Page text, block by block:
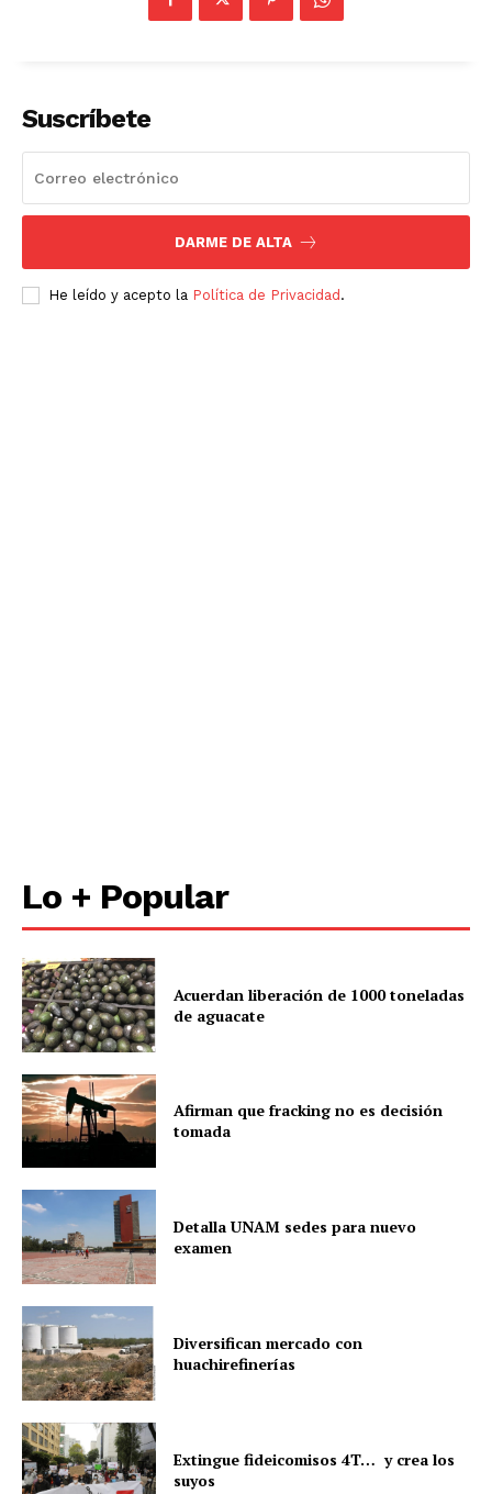
Suscríbete
DARME DE ALTA
He leído y acepto la Política de Privacidad .
Lo + Popular
Acuerdan liberación de 1000 toneladas
de aguacate
Afirman que fracking no es decisión
tomada
Detalla UNAM sedes para nuevo
examen
Diversifican mercado con
huachirefinerías
Extingue fideicomisos 4T… y crea los
suyos